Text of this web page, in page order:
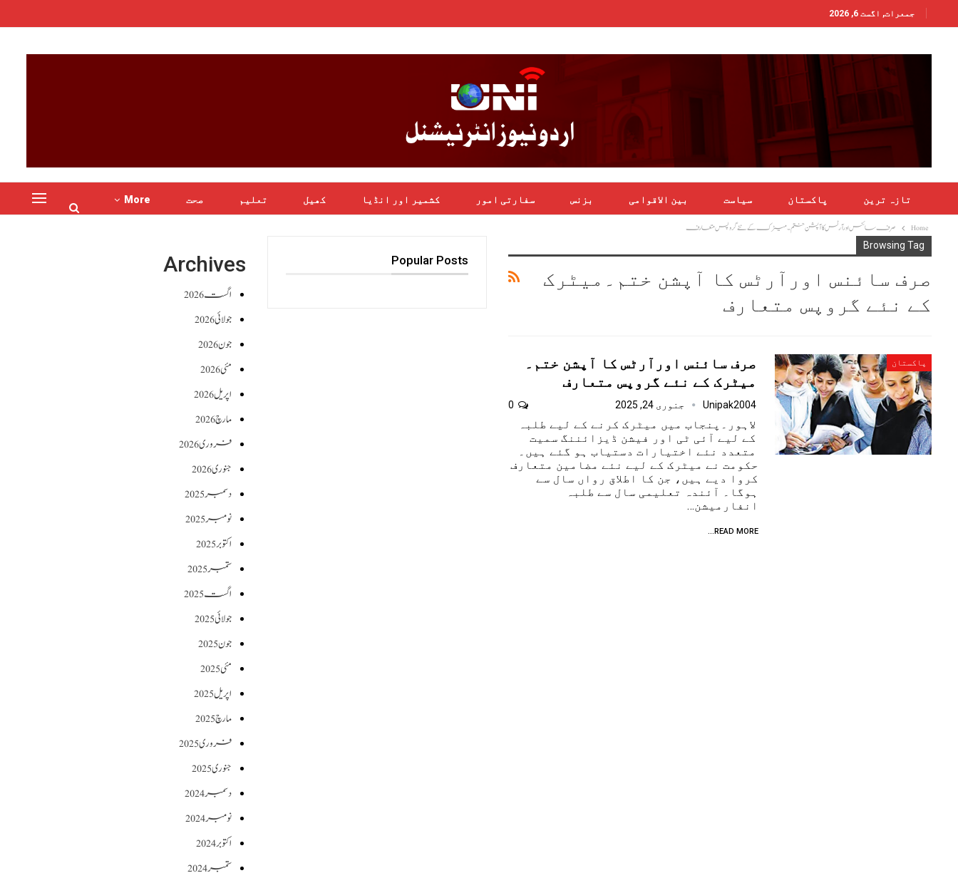
جمعرات, اگست 6, 2026
تازہ ترین پاکستان سیاست بین الاقوامی بزنس سفارتی امور کشمیر اور انڈیا کھیل تعلیم صحت More
Home صرف سائنس اورآرٹس کا آپشن ختم۔میٹرک کے نئے گروپس متعارف
Browsing Tag
صرف سائنس اورآرٹس کا آپشن ختم۔میٹرک
کے نئے گروپس متعارف
پاکستان
صرف سائنس اورآرٹس کا آپشن ختم۔
میٹرک کے نئے گروپس متعارف
Unipak2004 جنوری 24, 2025
لاہور۔پنجاب میں میٹرک کرنے کے لیے طلبہ
کے لیے آئی ٹی اور فیشن ڈیزائننگ سمیت
متعدد نئے اختیارات دستیاب ہو گئے ہیں۔
حکومت نے میٹرک کے لیے نئے مضامین متعارف
کروا دیے ہیں، جن کا اطلاق رواں سال سے
ہوگا۔ آئندہ تعلیمی سال سے طلبہ
انفارمیشن…
READ MORE...
Popular Posts
Archives
اگست 2026
جولائی 2026
جون 2026
مئی 2026
اپریل 2026
مارچ 2026
فروری 2026
جنوری 2026
دسمبر 2025
نومبر 2025
اکتوبر 2025
ستمبر 2025
اگست 2025
جولائی 2025
جون 2025
مئی 2025
اپریل 2025
مارچ 2025
فروری 2025
جنوری 2025
دسمبر 2024
نومبر 2024
اکتوبر 2024
ستمبر 2024